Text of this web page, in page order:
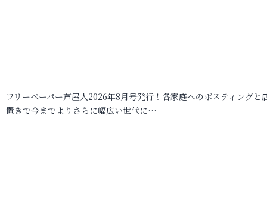
フリーペーパー芦屋人2026年8月号発行！各家庭へのポスティングと
置きで今までよりさらに幅広い世代に…